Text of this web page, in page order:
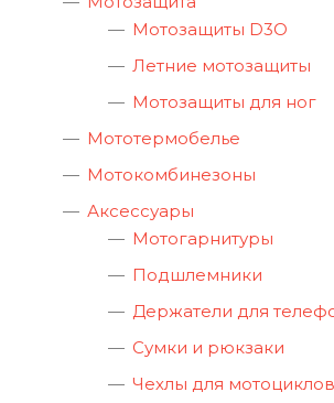
Мотозащиты D3O
Летние мотозащиты
Мотозащиты для ног
Мототермобелье
Мотокомбинезоны
Аксессуары
Мотогарнитуры
Подшлемники
Держатели для
Сумки и рюкзаки
Чехлы для мотоциклов